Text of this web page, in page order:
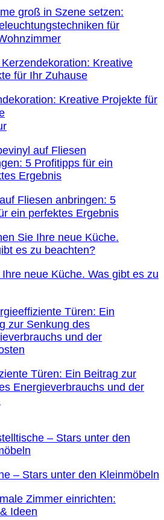
groß in Szene setzen:
für
Kreative Projekte für
Fliesen anbringen: 5
ein perfektes Ergebnis
neue Küche. Was gibt es zu
Türen: Ein Beitrag zur
Energieverbrauchs und der
– Stars unter den Kleinmöbeln